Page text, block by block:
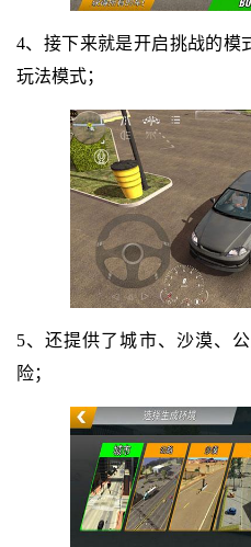
4、接下来就是开启挑战的模
玩法模式；
5、还提供了城市、沙漠、
险；